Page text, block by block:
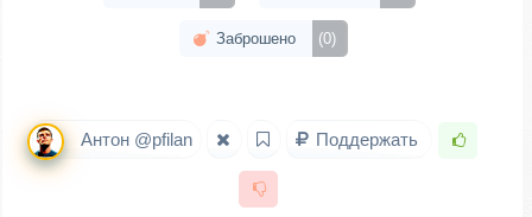
Заброшено (0)
Антон @pfilan Поддержать